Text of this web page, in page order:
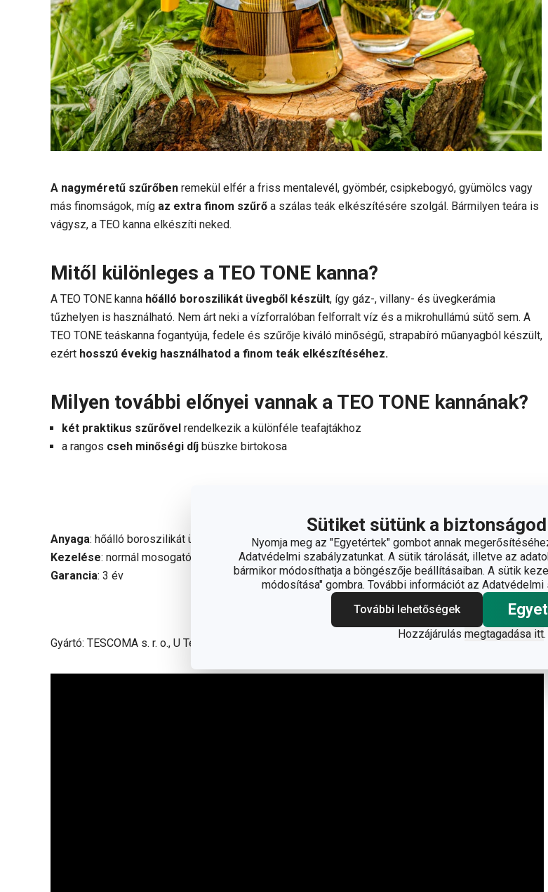
Sütiket sütünk a
Nyomja meg az "Egyetértek" gombot annak
Adatvédelmi szabályzatunkat. A sütik tárolását, illetve az
bármikor módosíthatja a böngészője beállításaiban. A sütik
módosítása" gombra. További információt az Adatvédelmi
További lehetőségek
Hozzájárulás megtagadása itt.
A nagyméretű szűrőben remekül elfér a friss mentalevél, gyömbér, csipkebogyó, gyümölcs vagy
más finomságok, míg az extra finom szűrő a szálas teák elkészítésére szolgál. Bármilyen teára is
vágysz, a TEO kanna elkészíti neked.
Mitől különleges a TEO TONE kanna?
A TEO TONE kanna hőálló boroszilikát üvegből készült, így gáz-, villany- és üvegkerámia
tűzhelyen is használható. Nem árt neki a vízforralóban felforralt víz és a mikrohullámú sütő sem. A
TEO TONE teáskanna fogantyúja, fedele és szűrője kiváló minőségű, strapabíró műanyagból készült,
ezért hosszú évekig használhatod a finom teák elkészítéséhez.
Milyen további előnyei vannak a TEO TONE kannának?
két praktikus szűrővel rendelkezik a különféle teafajtákhoz
a rangos cseh minőségi díj büszke birtokosa
Anyaga: hőálló boroszilikát üveg és tartós műanyag.
Kezelése: normál mosogatószerrel mosható, ne tisztítsuk mosogatógépben
Garancia: 3 év
Gyártó: TESCOMA s. r. o., U Tescomy 241, 760 01 Zlín;